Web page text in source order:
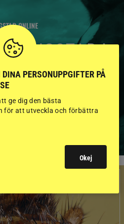
ONLINE
HINGSTAR I
MED
FAKTA
HINGSTAR
PERSONUPPGIFTER PÅ
ge dig den bästa
för att utveckla och förbättra
Okej